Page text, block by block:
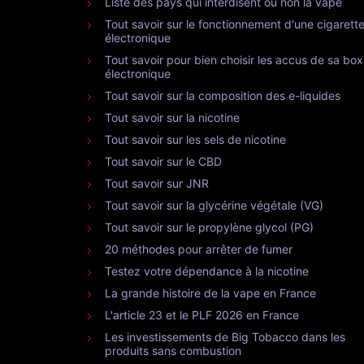
Tout savoir sur le fonctionnement d'une cigarette
électronique
Tout savoir pour bien choisir les accus de sa box
électronique
Tout savoir sur la composition des e-liquides
Tout savoir sur la nicotine
Tout savoir sur les sels de nicotine
Tout savoir sur le CBD
Tout savoir sur JNR
Tout savoir sur la glycérine végétale (VG)
Tout savoir sur le propylène glycol (PG)
20 méthodes pour arrêter de fumer
Testez votre dépendance à la nicotine
La grande histoire de la vape en France
L'article 23 et le PLF 2026 en France
Les investissements de Big Tobacco dans les
produits sans combustion